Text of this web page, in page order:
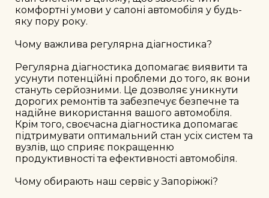
комфортні умови у салоні автомобіля у будь-
яку пору року.
Чому важлива регулярна діагностика?
Регулярна діагностика допомагає виявити та
усунути потенційні проблеми до того, як вони
стануть серйозними. Це дозволяє уникнути
дорогих ремонтів та забезпечує безпечне та
надійне використання вашого автомобіля.
Крім того, своєчасна діагностика допомагає
підтримувати оптимальний стан усіх систем та
вузлів, що сприяє покращенню
продуктивності та ефективності автомобіля.
Чому обирають наш сервіс у Запоріжжі?